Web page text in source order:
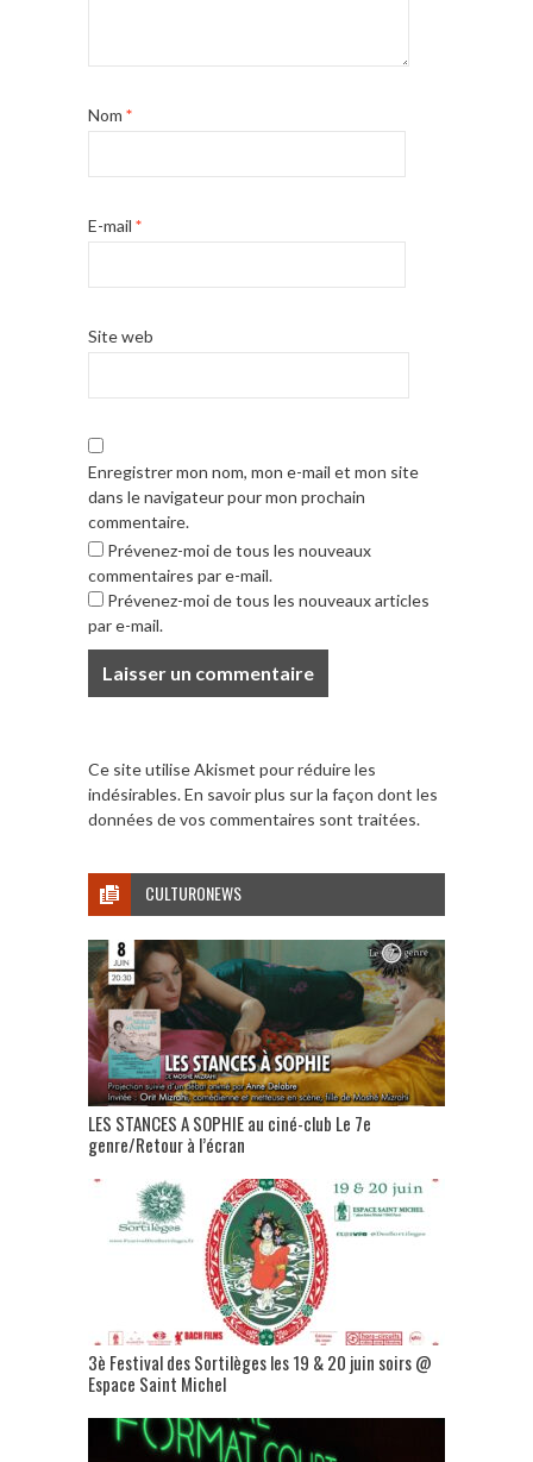
Nom *
E-mail *
Site web
Enregistrer mon nom, mon e-mail et mon site
dans le navigateur pour mon prochain
commentaire.
Prévenez-moi de tous les nouveaux
commentaires par e-mail.
Prévenez-moi de tous les nouveaux articles
par e-mail.
Ce site utilise Akismet pour réduire les
indésirables.En savoir plus sur la façon dont les
données de vos commentaires sont traitées.
CULTURONEWS
LES STANCES A SOPHIE au ciné-club Le 7e
genre/Retour à l’écran
3è Festival des Sortilèges les 19 & 20 juin soirs @
Espace Saint Michel